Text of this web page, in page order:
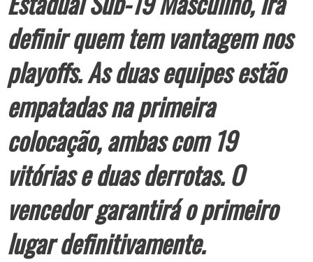
definir quem tem vantagem nos
playoffs. As duas equipes estão
empatadas na primeira
colocação, ambas com 19
vitórias e duas derrotas. O
vencedor garantirá o primeiro
lugar definitivamente.